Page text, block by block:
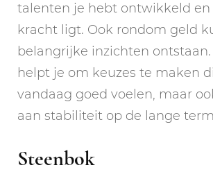
talenten je hebt ontwikkeld en
kracht ligt. Ook rondom geld
belangrijke inzichten
helpt je om keuzes te maken
vandaag goed voelen, maar
aan stabiliteit op de lange
Steenbok